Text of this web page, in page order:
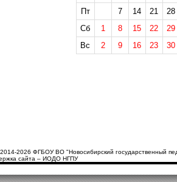
Пт
7 14 21
28
Сб
1 8 15 22
29
Вс
2 9 16 23 30
2026 ФГБОУ ВО "Новосибирский государственный
сайта – ИОДО НГПУ